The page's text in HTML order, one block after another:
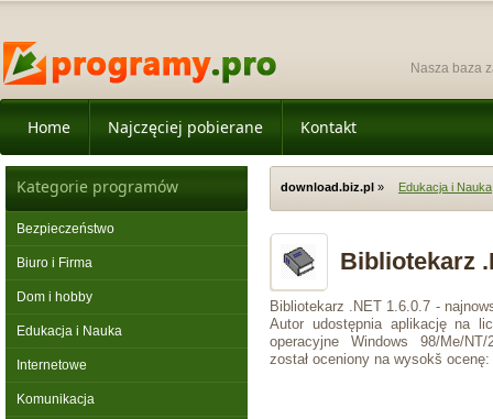
Nasza baza
Home Najczęciej pobierane Kontakt
Kategorie programów
Bezpieczeństwo
Biuro i Firma
Dom i hobby
Edukacja i Nauka
Internetowe
Komunikacja
download.biz.pl » Edukacja i Nauka
Bibliotekarz
Bibliotekarz .NET 1.6.0.7 -
Autor udostępnia aplikację na
operacyjne Windows 98/Me/
został oceniony na wysokš ocenę: